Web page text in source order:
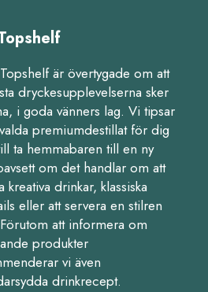
är övertygade om att
dryckesupplevelserna sker
i goda vänners lag. Vi tipsar
premiumdestillat för dig
ta hemmabaren till en ny
om det handlar om att
kreativa drinkar, klassiska
eller att servera en stilren
att informera om
produkter
vi även
drinkrecept.